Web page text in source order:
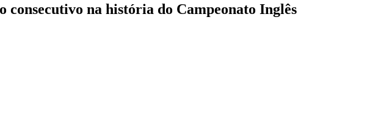
na história do Campeonato Inglês